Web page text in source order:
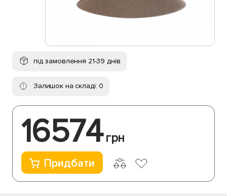
під замовлення 21-39 днів
Залишок на складі: 0
16574 грн
Придбати